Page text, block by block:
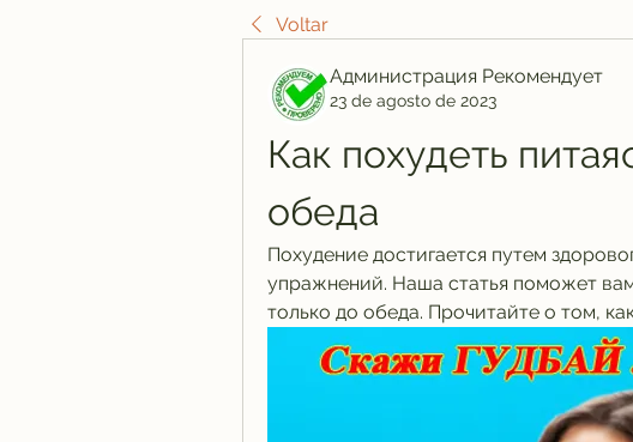
Voltar
Администрация Рекомендует
23 de agosto de 2023
Как похудеть
обеда
Похудение достигается путем
упражнений. Наша статья поможет вам
только до обеда. Прочитайте о том,